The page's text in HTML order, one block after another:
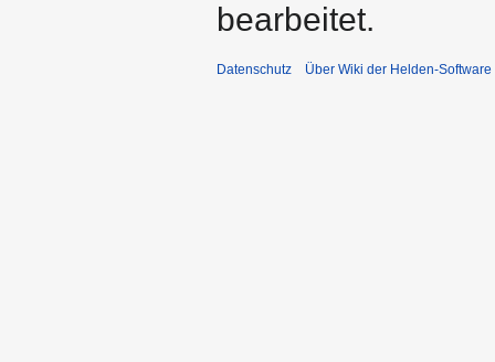
bearbeitet.
Datenschutz Über Wiki der Helden-Software